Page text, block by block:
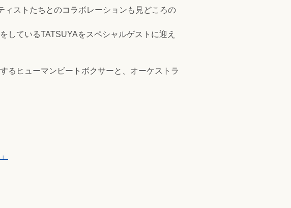
ィストたちとのコラボレーションも見どころの
しているTATSUYAをスペシャルゲストに迎え
るヒューマンビートボクサーと、オーケストラ